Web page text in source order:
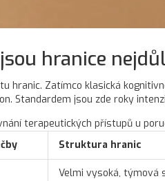
hranice
hranic. Zatímco klasická
Standardem jsou zde roky
terapeutických přístupů u
Struktura hranic
Velmi vysoká, týmová